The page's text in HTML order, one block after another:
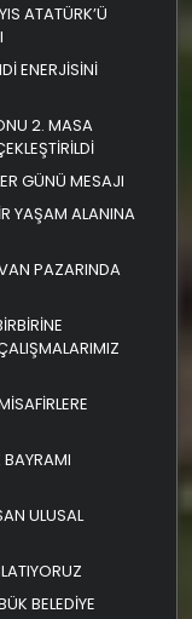
ATATÜRK’Ü
ENERJİSİNİ
2. MASA
GÜNÜ MESAJI
YAŞAM ALANINA
PAZARINDA
ULUSAL
BELEDİYE